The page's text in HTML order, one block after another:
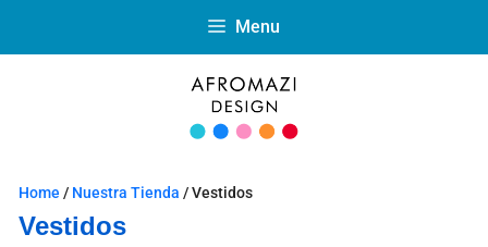
Menu
Home / Nuestra Tienda / Vestidos
Vestidos